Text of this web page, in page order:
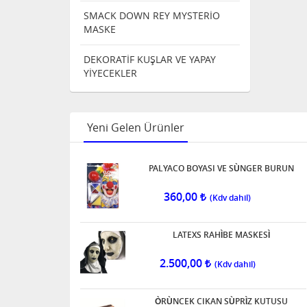
SMACK DOWN REY MYSTERİO
MASKE
DEKORATİF KUŞLAR VE YAPAY
YİYECEKLER
Yeni Gelen Ürünler
PALYACO BOYASI VE SÙNGER BURUN
360,00
LATEXS RAHÌBE MASKESÌ
2.500,00
ÒRÙNCEK CIKAN SÙPRÌZ KUTUSU